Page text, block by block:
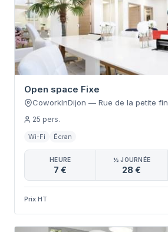
Open space Fixe
CoworkInDijon — Rue de la petite fin
25 pers.
Wi-Fi Écran
HEURE
7 €
½ JOURNÉE
28 €
Prix HT